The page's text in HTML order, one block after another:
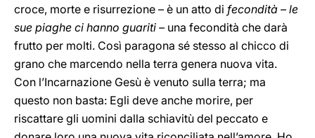
croce, morte e risurrezione – è un atto di fecondità – le
sue piaghe ci hanno guariti – una fecondità che darà
frutto per molti. Così paragona sé stesso al chicco di
grano che marcendo nella terra genera nuova vita.
Con l’Incarnazione Gesù è venuto sulla terra; ma
questo non basta: Egli deve anche morire, per
riscattare gli uomini dalla schiavitù del peccato e